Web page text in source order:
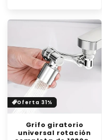
Oferta 31%
Grifo giratorio
universal rotación